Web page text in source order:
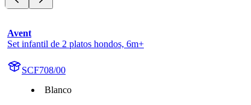
Avent
Set infantil de 2 platos hondos, 6m+
SCF708/00
Blanco